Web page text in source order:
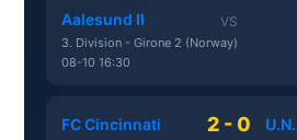
Aalesund II VS
3. Division - Girone 2 (Norway)
08-10 16:30
FC Cincinnati 2 - 0